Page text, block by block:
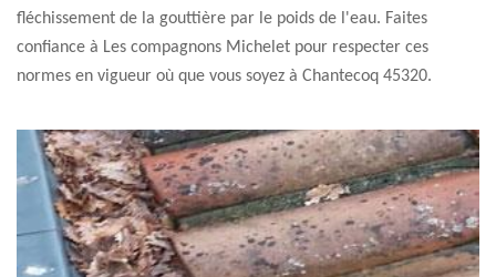
fléchissement de la gouttière par le poids de l'eau. Faites
confiance à Les compagnons Michelet pour respecter ces
normes en vigueur où que vous soyez à Chantecoq 45320.